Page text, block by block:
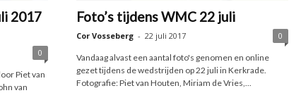
2017
0
Piet van
van
Foto’s tijdens WMC 22 juli
Cor Vosseberg - 22 juli 2017 0
Vandaag alvast een aantal foto's genomen en online
gezet tijdens de wedstrijden op 22 juli in Kerkrade.
Fotografie: Piet van Houten, Miriam de Vries,...